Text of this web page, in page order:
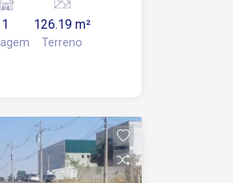
O bairro
opções de
como
1 126.19 m²
Terreno